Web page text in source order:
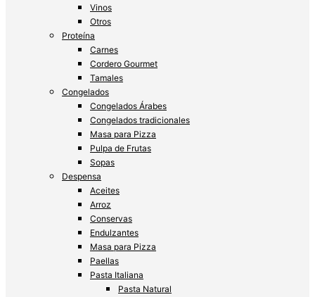
Vinos
Otros
Proteína
Carnes
Cordero Gourmet
Tamales
Congelados
Congelados Árabes
Congelados tradicionales
Masa para Pizza
Pulpa de Frutas
Sopas
Despensa
Aceites
Arroz
Conservas
Endulzantes
Masa para Pizza
Paellas
Pasta Italiana
Pasta Natural